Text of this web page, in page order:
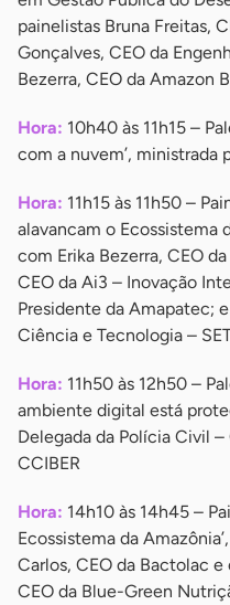
painelistas Bruna Freitas,
Gonçalves, CEO da
Bezerra, CEO da Amazon
Hora: 10h40 às 11h15 –
com a nuvem’, ministrada
Hora: 11h15 às 11h50 –
alavancam o Ecossistema
com Erika Bezerra, CEO
CEO da Ai3 – Inovação
Presidente da Amapatec;
Ciência e Tecnologia –
Hora: 11h50 às 12h50 –
ambiente digital está
Delegada da Polícia Civil
CCIBER
Hora: 14h10 às 14h45 –
Ecossistema da
Carlos, CEO da Bactolac
CEO da Blue-Green